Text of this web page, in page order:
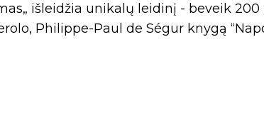
išleidžia unikalų leidinį - beveik
Philippe-Paul de Ségur knygą